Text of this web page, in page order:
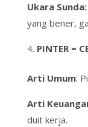
Ukara Sunda:
yang bener,
PINTER =
Arti Umum:
Arti
duit kerja.